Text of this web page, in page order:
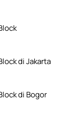
di Jakarta
di Bogor